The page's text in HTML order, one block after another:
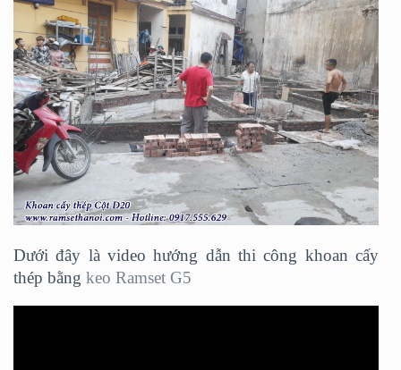
Dưới đây là video hướng dẫn thi công khoan cấy
thép bằng keo Ramset G5